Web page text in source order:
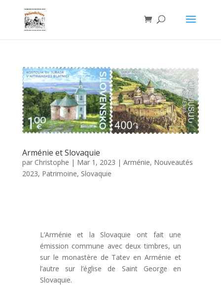
Arménie et Slovaquie
par Christophe | Mar 1, 2023 | Arménie, Nouveautés
2023, Patrimoine, Slovaquie
L’Arménie et la Slovaquie ont fait une
émission commune avec deux timbres, un
sur le monastère de Tatev en Arménie et
l’autre sur l’église de Saint George en
Slovaquie.